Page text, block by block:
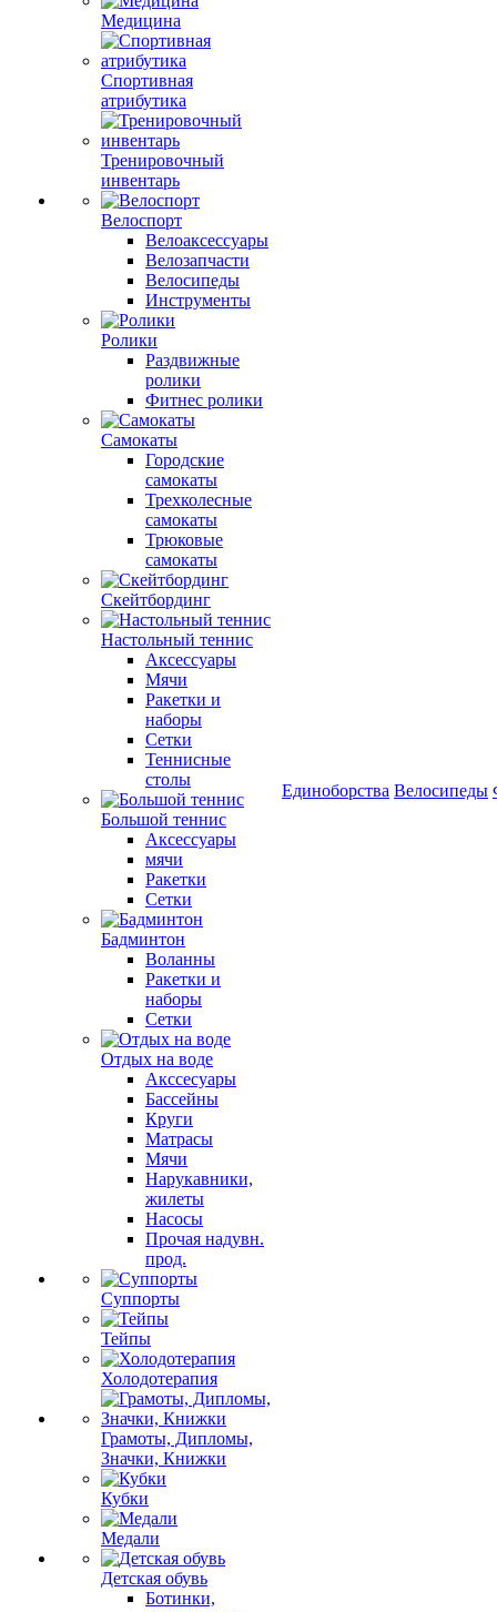
Медицина
Спортивная
атрибутика
Тренировочный
инвентарь
Велоспорт
Велоаксессуары
Велозапчасти
Велосипеды
Инструменты
Ролики
Раздвижные
ролики
Фитнес ролики
Самокаты
Городские
самокаты
Трехколесные
самокаты
Трюковые
самокаты
Скейтбординг
Настольный теннис
Аксессуары
Мячи
Ракетки и
наборы
Сетки
Теннисные
столы
Большой теннис
Аксессуары
мячи
Ракетки
Сетки
Бадминтон
Воланны
Ракетки и
наборы
Сетки
Отдых на воде
Акссесуары
Бассейны
Круги
Матрасы
Мячи
Нарукавники,
жилеты
Насосы
Прочая надувн.
прод.
Суппорты
Тейпы
Холодотерапия
Грамоты, Дипломы,
Значки, Книжки
Кубки
Медали
Детская обувь
Ботинки,
Единоборства Велосипеды